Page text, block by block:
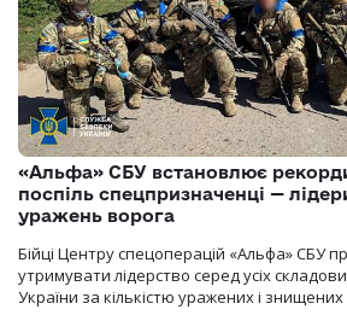
«Альфа» СБУ встановлює
поспіль спецпризначенці —
уражень ворога
Бійці Центру спецоперацій «Альфа» СБУ
утримувати лідерство серед усіх
України за кількістю уражених і знищених